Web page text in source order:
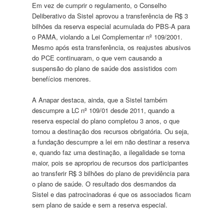
Em vez de cumprir o regulamento, o Conselho
Deliberativo da Sistel aprovou a transferência de R$ 3
bilhões da reserva especial acumulada do PBS-A para
o PAMA, violando a Lei Complementar nº 109/2001.
Mesmo após esta transferência, os reajustes abusivos
do PCE continuaram, o que vem causando a
suspensão do plano de saúde dos assistidos com
benefícios menores.
A Anapar destaca, ainda, que a Sistel também
descumpre a LC nº 109/01 desde 2011, quando a
reserva especial do plano completou 3 anos, o que
tornou a destinação dos recursos obrigatória. Ou seja,
a fundação descumpre a lei em não destinar a reserva
e, quando faz uma destinação, a ilegalidade se torna
maior, pois se apropriou de recursos dos participantes
ao transferir R$ 3 bilhões do plano de previdência para
o plano de saúde. O resultado dos desmandos da
Sistel e das patrocinadoras é que os associados ficam
sem plano de saúde e sem a reserva especial.